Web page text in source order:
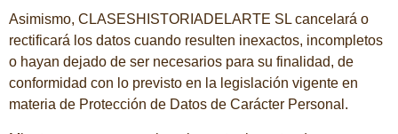
Asimismo, CLASESHISTORIADELARTE SL cancelará o
rectificará los datos cuando resulten inexactos, incompletos
o hayan dejado de ser necesarios para su finalidad, de
conformidad con lo previsto en la legislación vigente en
materia de Protección de Datos de Carácter Personal.